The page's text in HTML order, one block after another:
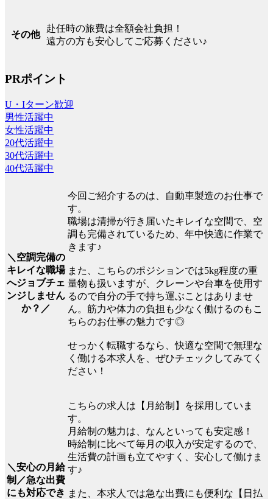
その他
赴任時の旅費は全額会社負担！
遠方の方も安心してご応募ください♪
PRポイント
U・Iターン歓迎
男性活躍中
女性活躍中
20代活躍中
30代活躍中
40代活躍中
＼空調完備の
キレイな職場
へジョブチェ
ンジしません
か？／
今回ご紹介するのは、自動車製造のお仕事で
す。
職場は清掃が行き届いたキレイな空間で、空
調も完備されているため、年中快適に作業で
きます♪
また、こちらのポジションでは5kg程度の重
量物も扱いますが、クレーンや台車を使用す
るので自分の手で持ち運ぶことはありませ
ん。筋力や体力の負担も少なく働けるのもこ
ちらのお仕事の魅力です◎
せっかく転職するなら、快適な空間で無理な
く働ける本求人を、ぜひチェックしてみてく
ださい！
＼安心の月給
制／急な出費
にも対応でき
こちらの求人は【月給制】を採用していま
す。
月給制の魅力は、なんといっても安定感！
時給制に比べて毎月の収入が安定するので、
生活費の計画も立てやすく、安心して働けま
す♪
また、本求人では急な出費にも便利な【日払